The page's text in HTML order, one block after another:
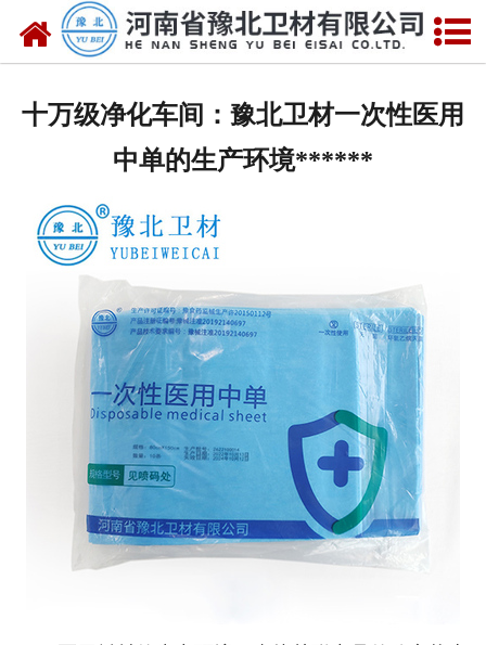
网站首页
厂房设备
人才招聘
联系我们
十万级净化车间：豫北卫材一次性医用
中单的生产环境******